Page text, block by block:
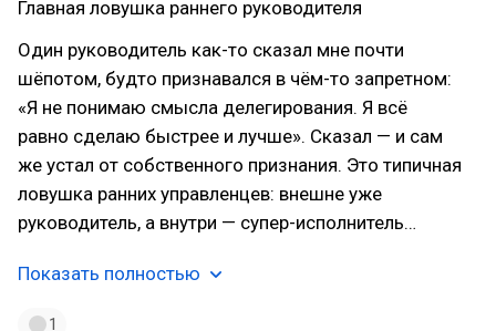
Главная ловушка раннего руководителя
Один руководитель как-то сказал мне почти
шёпотом, будто признавался в чём-то запретном:
«Я не понимаю смысла делегирования. Я всё
равно сделаю быстрее и лучше». Сказал — и сам
же устал от собственного признания. Это типичная
ловушка ранних управленцев: внешне уже
руководитель, а внутри — супер-исполнитель…
Показать полностью
1